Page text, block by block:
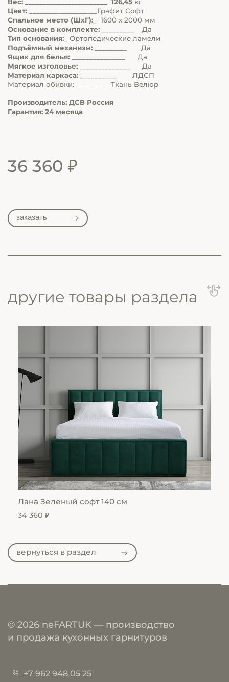
Вес: _______________________ 126,45 кг
Цвет: ___________________Графит Софт
Спальное место (ШхГ):_ 1600 x 2000 мм
Основание в комплекте: _________ Да
Тип основания:_ Ортопедические ламели
Подъёмный механизм: _________ Да
Ящик для белья: _______________ Да
Мягкое изголовье: ______________ Да
Материал каркаса: __________ ЛДСП
Материал обивки: ________ Ткань Велюр
Производитель: ДСВ Россия
Гарантия: 24 месяца
36 360 ₽
заказать
другие товары раздела
Лана Зеленый софт 140 см
34 360 ₽
вернуться в раздел
© 2026 neFARTUK — производство
и продажа кухонных гарнитуров
+7 962 948 05 25